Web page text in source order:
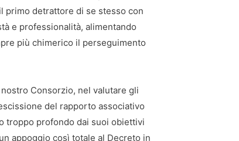
primo detrattore di se stesso con
e professionalità, alimentando
più chimerico il perseguimento
Consorzio, nel valutare gli
del rapporto associativo
troppo profondo dai suoi obiettivi
appoggio così totale al Decreto in